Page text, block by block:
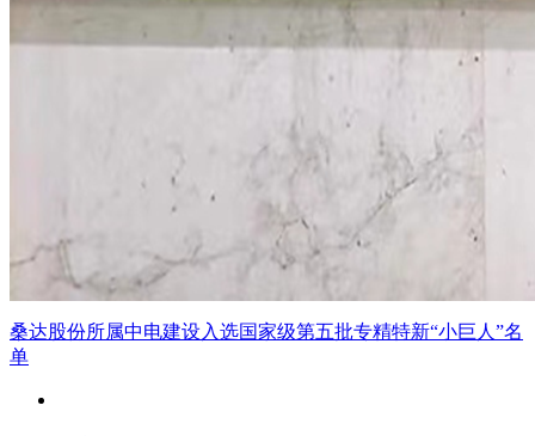
桑达股份所属中电建设入选国家级第五批专精特新“小巨人”名
单